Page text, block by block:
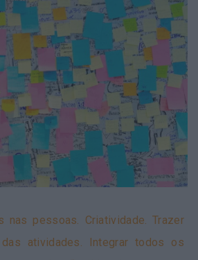
nas pessoas. Criatividade. Trazer
atividades. Integrar todos os